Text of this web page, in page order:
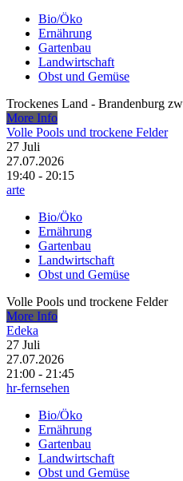
Bio/Öko
Ernährung
Gartenbau
Landwirtschaft
Obst und Gemüse
Trockenes Land - Brandenburg
More Info
Volle Pools und trockene Felder
27 Juli
27.07.2026
19:40 - 20:15
arte
Bio/Öko
Ernährung
Gartenbau
Landwirtschaft
Obst und Gemüse
Volle Pools und trockene Felder
More Info
Edeka
27 Juli
27.07.2026
21:00 - 21:45
hr-fernsehen
Bio/Öko
Ernährung
Gartenbau
Landwirtschaft
Obst und Gemüse